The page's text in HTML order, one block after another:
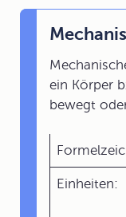
ein Körper
bewegt
Einheiten: